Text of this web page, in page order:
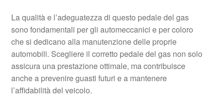
Registratore di cassa
Rimostranza
Spedizione in tutto il mondo
La qualità e l’adeguatezza di questo pedale del gas
sono fondamentali per gli automeccanici e per coloro
che si dedicano alla manutenzione delle proprie
automobili. Scegliere il corretto pedale del gas non solo
assicura una prestazione ottimale, ma contribuisce
anche a prevenire guasti futuri e a mantenere
l’affidabilità del veicolo.